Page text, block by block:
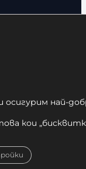
осигурим най-
кои